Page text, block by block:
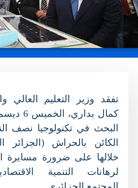
تفقد وزير التعليم العالي
البحث في تكنولوجيا نصف
الكائن بالحراش (الجزائر
خلالها على ضرورة مسايرة
لرهانات التنمية